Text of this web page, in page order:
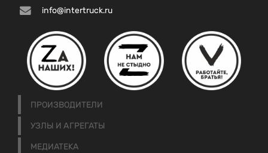
info@intertruck.ru
ПРОИЗВОДИТЕЛИ
УЗЛЫ И АГРЕГАТЫ
МЕДИАТЕКА